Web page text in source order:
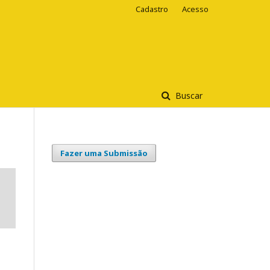
Buscar
Cadastro Acesso
Fazer uma Submissão